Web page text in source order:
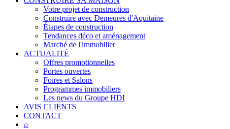
Votre projet de construction
Construire avec Demeures d'Aquitaine
Étapes de construction
Tendances déco et aménagement
Marché de l'immobilier
ACTUALITÉ
Offres promotionnelles
Portes ouvertes
Foires et Salons
Programmes immobiliers
Les news du Groupe HDI
AVIS CLIENTS
CONTACT
⌕